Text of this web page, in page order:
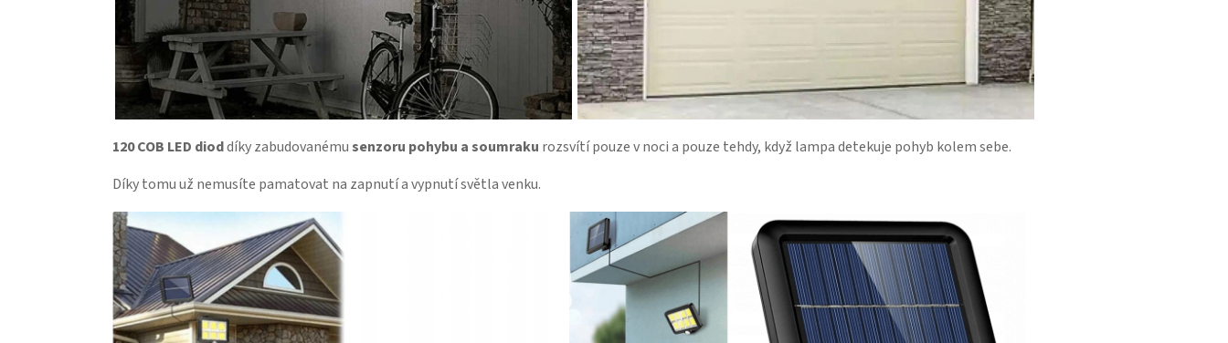
120 COB LED dioddíky zabudovanémusenzoru pohybu a soumraku rozsvítí pouze v noci a pouze tehdy, když lampa detekuje pohyb kolem sebe.
Díky tomu už nemusíte pamatovat na zapnutí a vypnutí světla venku.